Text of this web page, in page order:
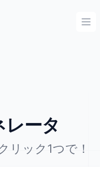
レータ
リック1つで！